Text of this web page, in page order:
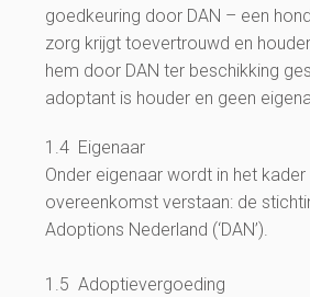
goedkeuring door DAN – een
zorg krijgt toevertrouwd en
hem door DAN ter beschikking
adoptant is houder en geen
1.4 Eigenaar
Onder eigenaar wordt in het
overeenkomst verstaan: de
Adoptions Nederland (‘DAN’).
1.5 Adoptievergoeding